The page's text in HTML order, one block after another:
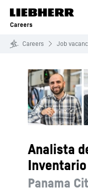
Skip to content
Careers
Careers Job
Analista
Inventario
Panama